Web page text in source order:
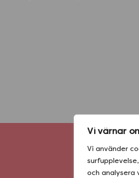
Vi värnar
Vi använder
och analysera